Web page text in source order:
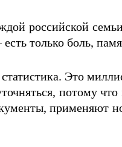
российской
только боль,
Это
потому что
применяют